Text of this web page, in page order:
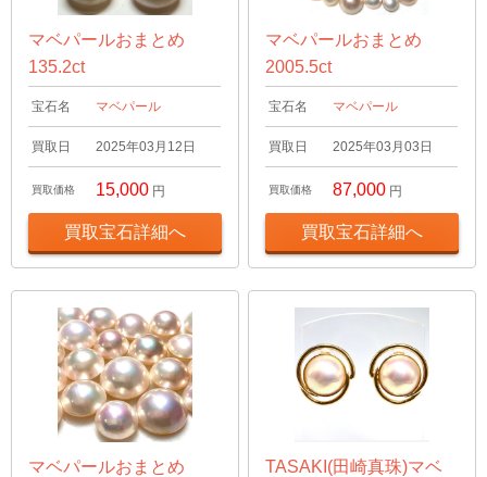
マベパールおまとめ
135.2ct
宝石名 マベパール
買取日 2025年03月12日
買取価格 15,000 円
買取宝石詳細へ
マベパールおまとめ
2005.5ct
宝石名 マベパール
買取日 2025年03月03日
買取価格 87,000 円
買取宝石詳細へ
マベパールおまとめ
TASAKI(田崎真珠)マベ